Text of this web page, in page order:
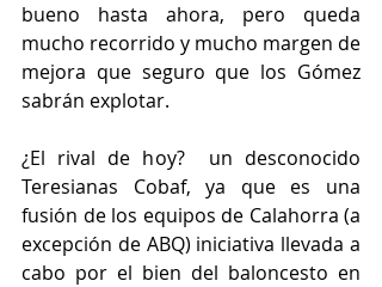
bueno hasta ahora, pero queda
mucho recorrido y mucho margen de
mejora que seguro que los Gómez
sabrán explotar.
¿El rival de hoy?  un desconocido
Teresianas Cobaf, ya que es una
fusión de los equipos de Calahorra (a
excepción de ABQ) iniciativa llevada a
cabo por el bien del baloncesto en